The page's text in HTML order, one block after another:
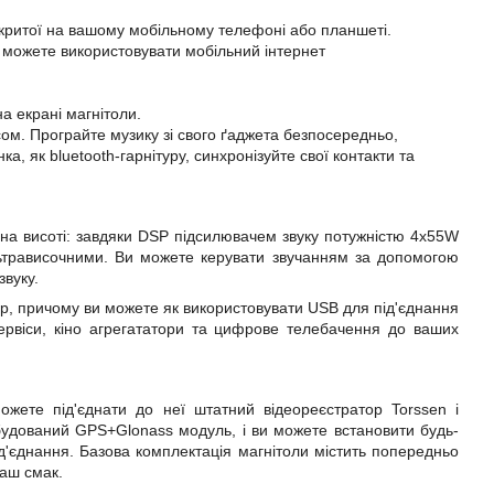
на вашому мобільному телефоні або планшеті.
використовувати мобільний інтернет
магнітоли.
Програйте музику зі свого ґаджета безпосередньо,
як bluetooth-гарнітуру, синхронізуйте свої контакти та
висоті: завдяки DSP підсилювачем звуку потужністю 4х55W
Ви можете керувати звучанням за допомогою
причому ви можете як використовувати USB для під'єднання
кіно агрегататори та цифрове телебачення до ваших
під'єднати до неї штатний відеореєстратор Torssen і
GPS+Glonass модуль, і ви можете встановити будь-
Базова комплектація магнітоли містить попередньо
смак.